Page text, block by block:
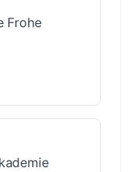
Frohe